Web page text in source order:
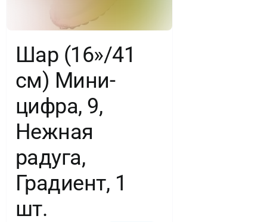
Шар (16»/41
см) Мини-
цифра, 9,
Нежная
радуга,
Градиент, 1
шт.